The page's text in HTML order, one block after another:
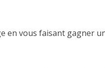
vous faisant gagner